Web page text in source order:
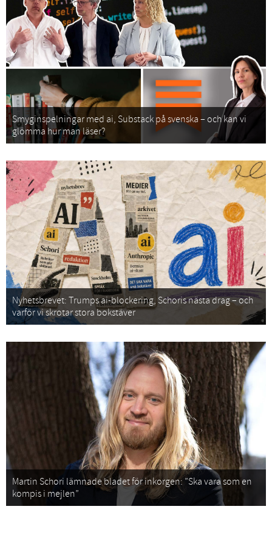
Smyginspelningar med ai, Substack på svenska – och kan vi
glömma hur man läser?
Nyhetsbrevet: Trumps ai-blockering, Schoris nästa drag – och
varför vi skrotar stora bokstäver
Martin Schori lämnade bladet för inkorgen: ”Ska vara som en
kompis i mejlen”